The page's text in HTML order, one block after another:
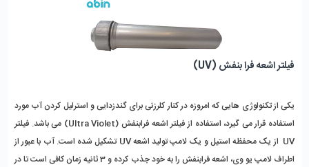
فیلتر اشعه فرا بنفش (UV)
یکی از تکنولوژی هایی که امروزه در کنار کلرزنی برای گندزدایی و استرلیل کردن آب مورد
استفاده قرار می گیرد، استفاده از فیلتر اشعه فرابنفش (Ultra Violet) می باشد. فیلتر
UV از یک محفظه استیل و یک لامپ تولید اشعه UV تشکیل شده است. آب با عبور از
اطراف لامپ یو وی، اشعه فرابنفش را به خود جذب کرده و 3 ثانیه زمان کافی است تا در